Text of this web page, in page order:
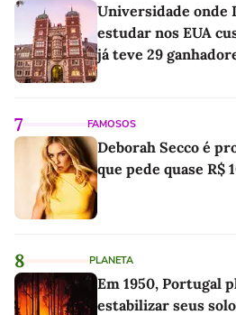
Universidade onde
estudar nos EUA
já teve 29
7 FAMOSOS
Deborah Secco é
que pede quase R$
8 PLANETA
Em 1950, Portugal
estabilizar seus